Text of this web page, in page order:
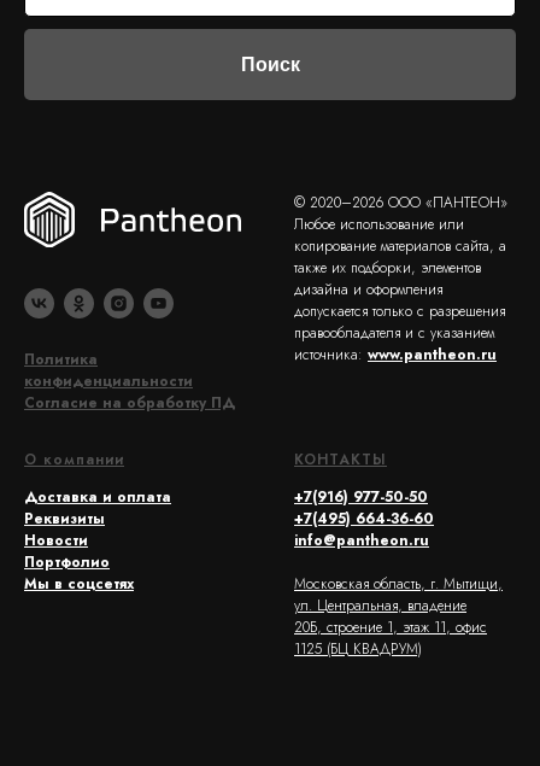
Поиск
Политика
конфиденциальности
Согласие на обработку ПД
© 2020–2026 ООО «ПАНТЕОН»
Любое использование или
копирование материалов сайта, а
также их подборки, элементов
дизайна и оформления
допускается только с разрешения
правообладателя и с указанием
источника: www.pantheon.ru
О компании
Доставка и оплата
Реквизиты
Новости
Портфолио
Мы в соцсетях
КОНТАКТЫ
+7(916) 977-50-50
+7(495) 664-36-60
info@pantheon.ru
Московская область, г. Мытищи,
ул. Центральная, владение
20Б, строение 1, этаж 11, офис
1125 (БЦ КВАДРУМ)